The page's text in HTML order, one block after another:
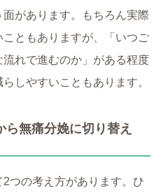
があります。もちろん実際
ともありますが、「いつご
れで進むのか」がある程度
しやすいこともあります。
ら無痛分娩に切り替え
つの考え方があります。ひ